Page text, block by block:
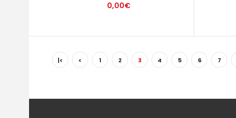
0,00€
|< < 1 2 3 4 5 6 7